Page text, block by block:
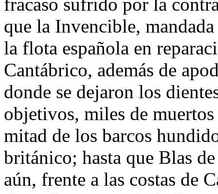
fracaso sufrido por la
que la Invencible,
la flota española en
Cantábrico, además de
donde se dejaron los
objetivos, miles de
mitad de los barcos
británico; hasta que Blas
aún, frente a las costas de